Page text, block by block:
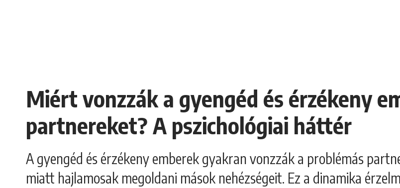
Miért vonzzák a gyengéd és érzékeny
partnereket? A pszichológiai háttér
A gyengéd és érzékeny emberek gyakran vonzzák a problémás
miatt hajlamosak megoldani mások nehézségeit. Ez a dinamika